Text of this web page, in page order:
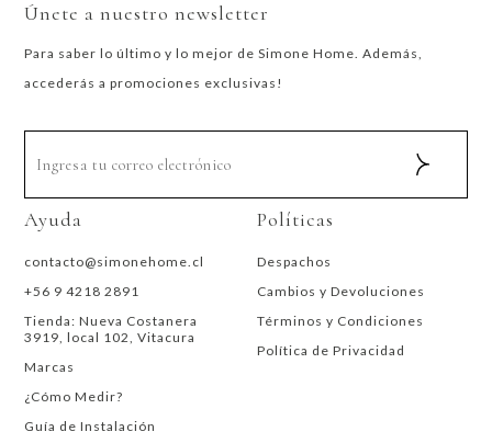
Únete a nuestro newsletter
Para saber lo último y lo mejor de Simone Home. Además,
accederás a promociones exclusivas!
Ayuda
contacto@simonehome.cl
+56 9 4218 2891
Tienda: Nueva Costanera
3919, local 102, Vitacura
Marcas
¿Cómo Medir?
Guía de Instalación
Políticas
Despachos
Cambios y Devoluciones
Términos y Condiciones
Política de Privacidad